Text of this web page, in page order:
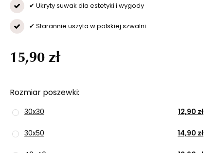
✔ Ukryty suwak dla estetyki i wygody
✔ Starannie uszyta w polskiej szwalni
Rozmiar poszewki
30x30 12,90 zł
30x50 14,90 zł
15,90 zł